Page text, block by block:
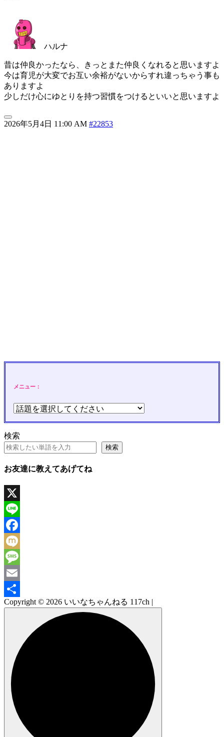
2026年5月4日 11:00 AM #22853
ハルナ
昔は仲良かったなら、きっとまた仲良くなれると思いますよ
今は育児が大変でお互い余裕がないからすれ違っちゃう事も
ありますよ
少しだけ心にゆとりを持つ習慣をつけるといいと思いますよ
メニュー：
検索
検索
お友達に教えてあげてね
X
Line
Facebook
Mixi
Message
Email
共
Copyright © 2026 いいなちゃんねる 117ch |